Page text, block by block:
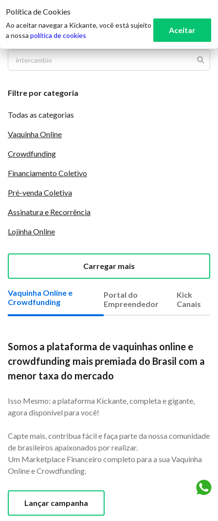
Vaquinha Online e
Crowdfunding
Portal do
Empreendedor
Kick
Canais
Somos a plataforma de vaquinhas online e
crowdfunding mais premiada do Brasil com a
menor taxa do mercado
Isso Mesmo: a plataforma Kickante, completa e gigante,
agora disponível para você!
Capte mais, contribua fácil e faça parte da nossa comunidade
de brasileiros apaixonados por realizar.
Um Marketplace Financeiro completo para a sua Vaquinha
Online e Crowdfunding.
Lançar campanha
Filtre por categoria
Todas as categorias
Vaquinha Online
Crowdfunding
Financiamento Coletivo
Pré-venda Coletiva
Assinatura e Recorrência
Lojinha Online
Carregar mais
Política de Cookies
Ao aceitar navegar a Kickante, você está sujeito
a nossa política de cookies
Aceitar